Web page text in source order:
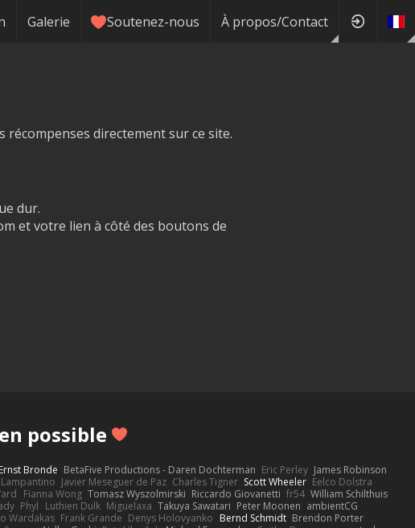
Galerie Soutenez-nous À propos/Contact
récompenses directement sur ce site.
dur.
et votre lien à côté des boutons de
possible
Ernst Bronde BetaFive Productions - Daren Dochterman Eric Perley James Robinson
Lampantino Javier Meseguer de Paz Charles Tigner Scott Wheeler Eelco Dolstra
Fianna Wong Tomasz Wyszolmirski Riccardo Giovanetti fr54 William Schilthuis
Phyl Luthien Dulk Miguelaxa Takuya Sawatari Peter Moonen ambientCG
Wardakas Frank Grande Denys Holovyanko Bernd Schmidt Brendon Porter